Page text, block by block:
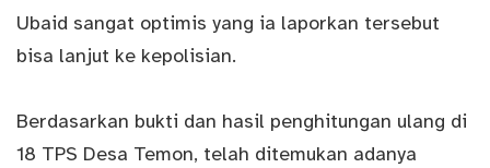
Ubaid sangat optimis yang ia laporkan tersebut
bisa lanjut ke kepolisian.
Berdasarkan bukti dan hasil penghitungan ulang di
18 TPS Desa Temon, telah ditemukan adanya